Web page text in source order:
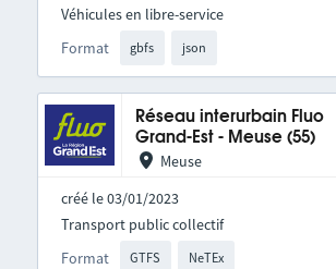
Format gbfs json
Véhicules en libre-service
Réseau interurbain Fluo
Grand-Est - Meuse (55)
Meuse
créé le 03/01/2023
Format GTFS NeTEx
Transport public collectif